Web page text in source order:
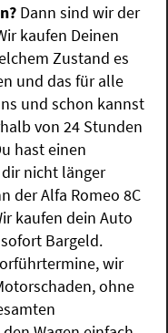
Dann sind wir der
kaufen Deinen
Zustand es
und das für alle
und schon kannst
von 24 Stunden
hast einen
nicht länger
der Alfa Romeo 8C
kaufen dein Auto
Bargeld.
wir
ohne